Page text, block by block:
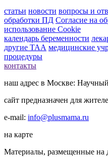
статьи новости вопросы и
обработки ПД Согласие на
использование Cookie
календарь беременности
другие ТАА медицинские
процедуры
контакты
наш адрес в Москве:
сайт предназначен для
e-mail: info@plusmama.ru
на карте
Материалы, размещенные на